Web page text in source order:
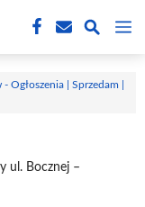
Ogłoszenia | Sprzedam |
ul. Bocznej –